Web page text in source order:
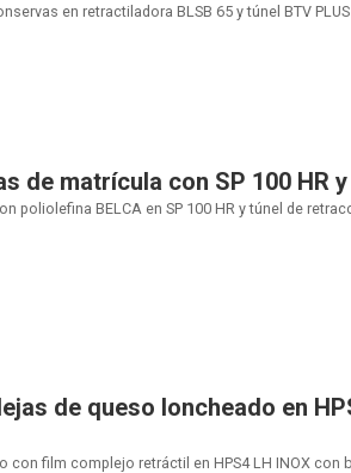
en retractiladora BLSB 65 y túnel BTV
de matrícula con SP 100 HR
poliolefina BELCA en SP 100 HR y túnel de
de queso loncheado en
con film complejo retráctil en HPS4 LH INOX con